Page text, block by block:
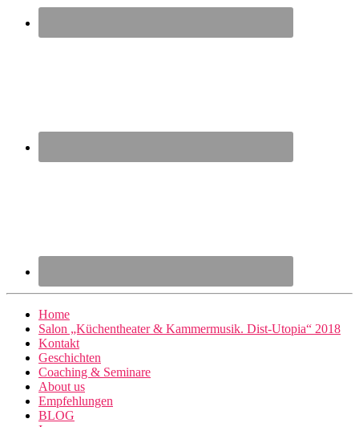
Home
Salon „Küchentheater & Kammermusik. Dist-Utopia“ 2018
Kontakt
Geschichten
Coaching & Seminare
About us
Empfehlungen
BLOG